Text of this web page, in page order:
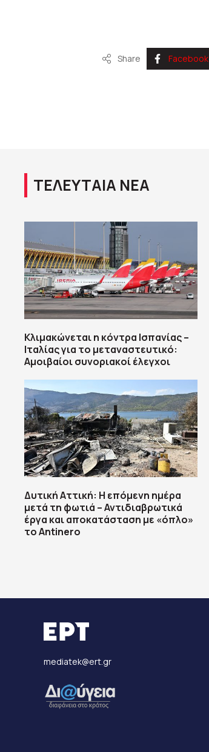
Share Facebook
ΤΕΛΕΥΤΑΙΑ ΝΕΑ
Κλιμακώνεται η κόντρα Ισπανίας –
Ιταλίας για το μεταναστευτικό:
Αμοιβαίοι συνοριακοί έλεγχοι
Δυτική Αττική: Η επόμενη ημέρα
μετά τη φωτιά – Αντιδιαβρωτικά
έργα και αποκατάσταση με «όπλο»
το Antinero
mediatek@ert.gr